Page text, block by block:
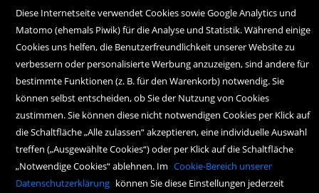
office@wagnersche.at
Montag bis Freitag:
9.00 Uhr bis 18.30 Uhr
Diese Internetseite verwendet Cookies sowie Google Analytics und
Matomo (ehemals Piwik) für die Analyse und Statistik. Während einige
Cookies uns helfen, die Benutzerfreundlichkeit unserer Website zu
verbessern oder personalisierte Werbung anzuzeigen, sind andere für
bestimmte Funktionen (z. B. für den Warenkorb) notwendig. Sie
können selbst entscheiden, ob Sie der Nutzung von Cookies
zustimmen. Sie können diese nicht notwendigen Cookies per Klick auf
die Schaltfläche „Alle zulassen“ akzeptieren, eine individuelle Auswahl
treffen („Ausgewählte Cookies“) oder per Klick auf die Schaltfläche
„Notwendige Cookies“ ablehnen. Im Cookie-Bereich unserer
Datenschutzerklärung können Sie diese Einstellungen jederzeit